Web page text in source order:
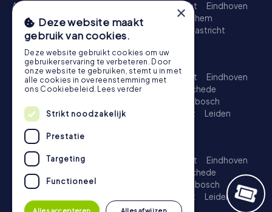
Amsterdam Utrecht
Eindhoven
Groningen
Breda Nijmegen Haarlem
Arnhem
Amersfoort
's-Hertogenbosch
Maastricht
Leiden
Dordrecht
Schattenjacht
Amsterdam Rotterdam Den Haag Utrecht
Eindhoven
Groningen
Almere Breda Nijmegen
Enschede
's-Hertogenbosch
Apeldoorn
Zwolle Zoetermeer Maastricht
Leiden
Escape Game
Amsterdam Rotterdam Utrecht
Eindhoven
Groningen
Enschede
Haarlem
Arnhem Amersfoort
's-Hertogenbosch
Maastricht
Leiden
Dordrecht
×
Deze website maakt
gebruik van cookies.
Deze website gebruikt cookies om uw
gebruikerservaring te verbeteren. Door
onze website te gebruiken, stemt u in met
alle cookies in overeenstemming met
ons Cookiebeleid. Lees verder
Strikt noodzakelijk
Prestatie
Targeting
Functioneel